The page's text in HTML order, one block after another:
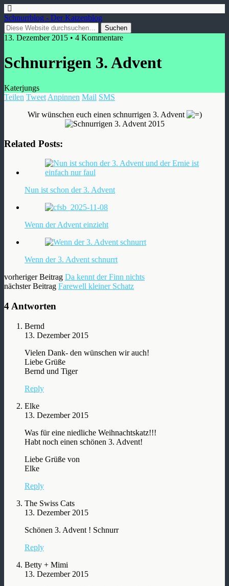
Schnurrblog - Der Katzenblog
13. Dezember 2015 • 4 Kommentare
Schnurrigen 3. Advent
Katerjungs
Teilen Tweet Anpinnen Mail SMS
Wir wünschen euch einen schnurrigen 3. Advent
Related Posts:
Nun ist schon der 3. Advent
Wenn der Advent einzieht
Wenn der 3. Advent schnurrt
vorheriger Beitrag Da kennt der Finn nichts
nächster Beitrag Farewell kleiner Schatz
4 Antworten
Bernd
13. Dezember 2015
Vielen Dank- den wünschen wir auch!
Liebe Grüße
Bernd und Tiger
Reply
Elke
13. Dezember 2015
Was für eine niedliche Weihnachtskatz!!!
Habt noch einen schönen 3. Advent!
Liebe Grüße von
Elke
Reply
The Swiss Cats
13. Dezember 2015
Schönen 3. Advent ! Schnurr
Reply
Betty + Mimi
13. Dezember 2015